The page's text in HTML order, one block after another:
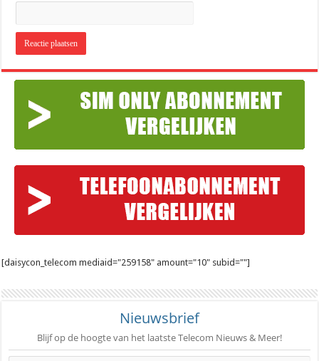
[daisycon_telecom mediaid="259158" amount="10" subid=""]
Nieuwsbrief
Blijf op de hoogte van het laatste Telecom Nieuws & Meer!